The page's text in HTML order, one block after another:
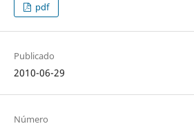
pdf
Publicado
2010-06-29
Número